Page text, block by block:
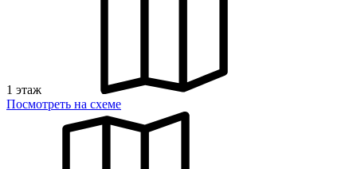
1 этаж
Посмотреть на схеме